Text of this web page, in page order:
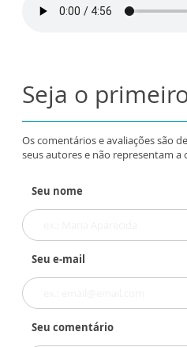
Seja o
Os comentários e avaliações são
seus autores e não representam a
Seu nome
Seu e-mail
Seu comentário